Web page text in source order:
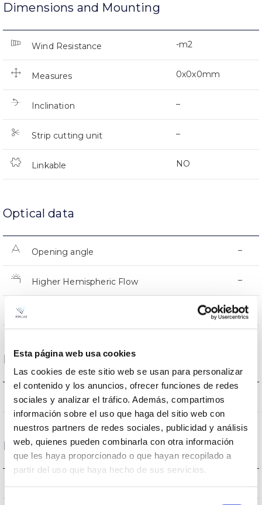
Esta página web usa cookies
Las cookies de este sitio web se usan para personalizar
el contenido y los anuncios, ofrecer funciones de redes
sociales y analizar el tráfico. Además, compartimos
información sobre el uso que haga del sitio web con
nuestros partners de redes sociales, publicidad y análisis
web, quienes pueden combinarla con otra información
que les haya proporcionado o que hayan recopilado a
partir del uso que haya hecho de sus servicios.
Dimensions and Mounting
Wind Resistance -m2
Measures 0x0x0mm
Inclination –
Strip cutting unit –
Linkable NO
Optical data
Opening angle –
Higher Hemispheric Flow –
–
Housing and Finish
Current (A) –
Performance